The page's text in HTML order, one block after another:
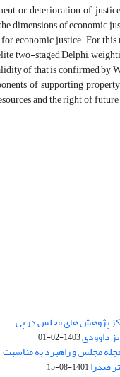
or deterioration of
of economic
economic justice. For
two-staged Delphi,
of that is confirmed by
of supporting
and the right of
پژوهش های مجلس در پی
داوودی1403-02-01
مجلس و راهبرد به مناسبت
صدرا1401-08-15